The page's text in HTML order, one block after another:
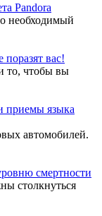
Pandora
необходимый
вас!
то, чтобы вы
приемы языка
автомобилей.
смертности
столкнуться